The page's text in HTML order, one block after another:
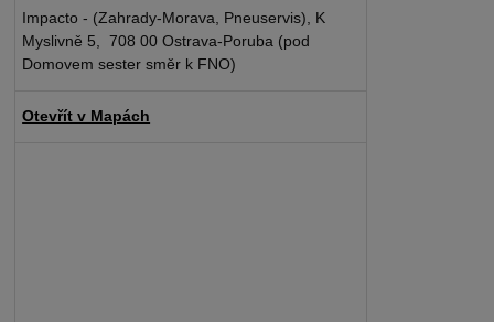
Impacto - (Zahrady-Morava, Pneuservis), K
Myslivně 5, 708 00 Ostrava-Poruba (pod
Domovem sester směr k FNO)
Otevřít v Mapách